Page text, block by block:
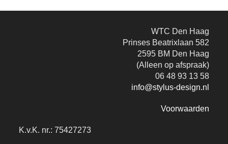
WTC Den Haag
Prinses Beatrixlaan 582
2595 BM Den Haag
(Alleen op afspraak)
06 48 93 13 58
info@stylus-design.nl
Voorwaarden
K.v.K. nr.: 75427273